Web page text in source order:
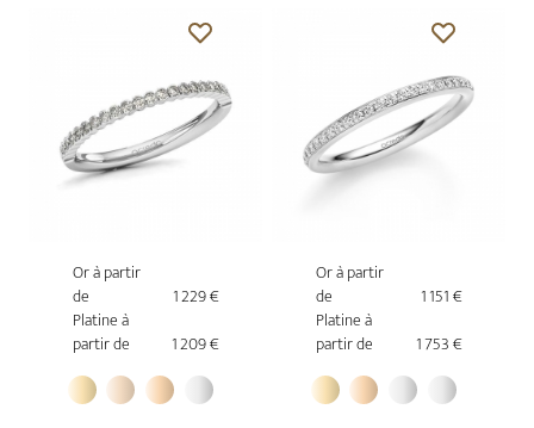
Or à partir
de
1 229 €
Platine à
partir de
1 209 €
Or à partir
de
1 151 €
Platine à
partir de
1 753 €